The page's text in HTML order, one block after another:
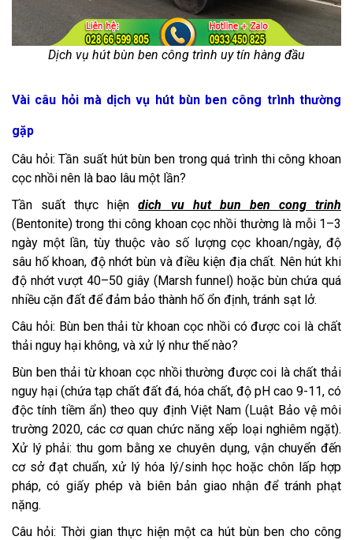
Dịch vụ hút bùn ben công trình uy tín hàng đầu
Vài câu hỏi mà dịch vụ hút bùn ben công trình thường
gặp
Câu hỏi: Tần suất hút bùn ben trong quá trình thi công khoan
cọc nhồi nên là bao lâu một lần?
Tần suất thực hiệndich vu hut bun ben cong trinh
(Bentonite) trong thi công khoan cọc nhồi thường là mỗi 1–3
ngày một lần, tùy thuộc vào số lượng cọc khoan/ngày, độ
sâu hố khoan, độ nhớt bùn và điều kiện địa chất. Nên hút khi
độ nhớt vượt 40–50 giây (Marsh funnel) hoặc bùn chứa quá
nhiều cặn đất để đảm bảo thành hố ổn định, tránh sạt lở.
Câu hỏi: Bùn ben thải từ khoan cọc nhồi có được coi là chất
thải nguy hại không, và xử lý như thế nào?
Bùn ben thải từ khoan cọc nhồi thường được coi là chất thải
nguy hại (chứa tạp chất đất đá, hóa chất, độ pH cao 9-11, có
độc tính tiềm ẩn) theo quy định Việt Nam (Luật Bảo vệ môi
trường 2020, các cơ quan chức năng xếp loại nghiêm ngặt).
Xử lý phải: thu gom bằng xe chuyên dụng, vận chuyển đến
cơ sở đạt chuẩn, xử lý hóa lý/sinh học hoặc chôn lấp hợp
pháp, có giấy phép và biên bản giao nhận để tránh phạt
nặng.
Câu hỏi: Thời gian thực hiện một ca hút bùn ben cho công